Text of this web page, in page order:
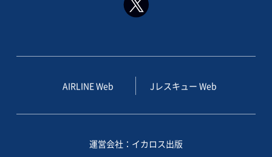
AIRLINE Web Jレスキュー Web
運営会社：イカロス出版